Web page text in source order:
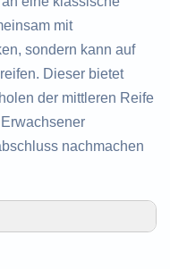
mit
sondern kann auf
Dieser bietet
der mittleren Reife
nachmachen